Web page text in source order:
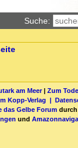
Suche:
am Meer| Zum
Kopp-Verlag |
das Gelbe Forum durch
und